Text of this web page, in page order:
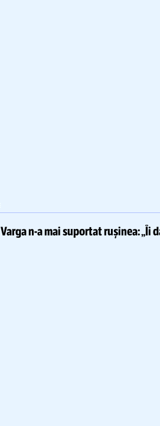
Vargan-amai suportat rușinea:„Îi